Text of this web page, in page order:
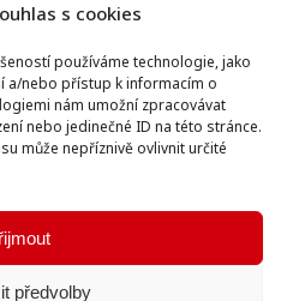
s cookies
používáme technologie, jako
a/nebo přístup k informacím o
nám umožní zpracovávat
nebo jedinečné ID na této stránce.
může nepříznivě ovlivnit určité
předvolby
Vlk - soukromá firma 2016 -